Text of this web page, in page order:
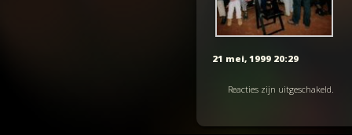
21 mei, 1999 20:29
Reacties zijn uitgeschakeld.